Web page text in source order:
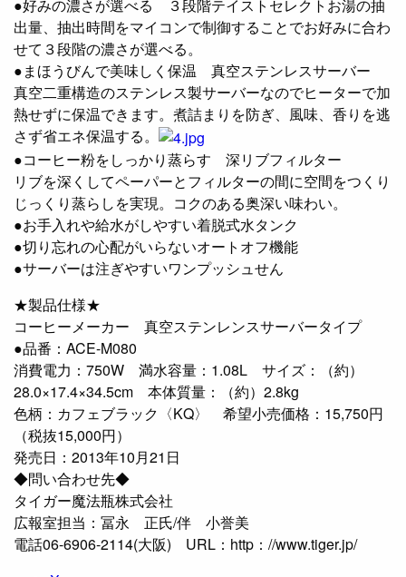
●好みの濃さが選べる ３段階テイストセレクトお湯の抽
出量、抽出時間をマイコンで制御することでお好みに合わ
せて３段階の濃さが選べる。
●まほうびんで美味しく保温 真空ステンレスサーバー
真空二重構造のステンレス製サーバーなのでヒーターで加
熱せずに保温できます。煮詰まりを防ぎ、風味、香りを逃
さず省エネ保温する。
●コーヒー粉をしっかり蒸らす 深リブフィルター
リブを深くしてペーパーとフィルターの間に空間をつくり
じっくり蒸らしを実現。コクのある奥深い味わい。
●お手入れや給水がしやすい着脱式水タンク
●切り忘れの心配がいらないオートオフ機能
●サーバーは注ぎやすいワンプッシュせん
★製品仕様★
コーヒーメーカー 真空ステンレンスサーバータイプ
●品番：ACE-M080
消費電力：750W 満水容量：1.08L サイズ：（約）
28.0×17.4×34.5cm 本体質量：（約）2.8kg
色柄：カフェブラック〈KQ〉 希望小売価格：15,750円
（税抜15,000円）
発売日：2013年10月21日
◆問い合わせ先◆
タイガー魔法瓶株式会社
広報室担当：冨永 正氏/伴 小誉美
電話06-6906-2114(大阪) URL：http：//www.tiger.jp/